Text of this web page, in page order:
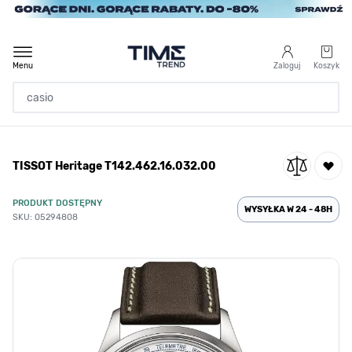
Przejdź do treści
Zaloguj Koszyk
Menu
TISSOT Heritage T142.462.16.032.00
TISSOT Heritage T142.462.16.032.00
PRODUKT DOSTĘPNY
SKU: 05294808
WYSYŁKA W 24 - 48H